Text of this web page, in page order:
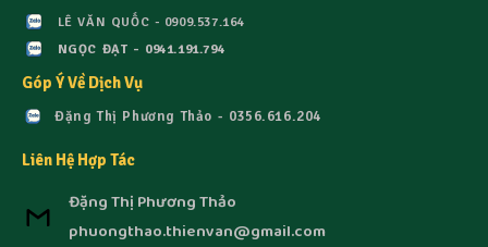
LÊ VĂN QUỐC - 0909.537.164
NGỌC ĐẠT - 0941.191.794
Góp Ý Về Dịch Vụ
Đặng Thị Phương Thảo - 0356.616.204
Liên Hệ Hợp Tác
Đặng Thị Phương Thảo
phuongthao.thienvan@gmail.com